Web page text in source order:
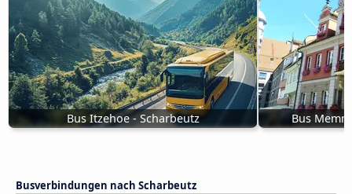
Bus Itzehoe - Scharbeutz Bus
Busverbindungen nach Scharbeutz